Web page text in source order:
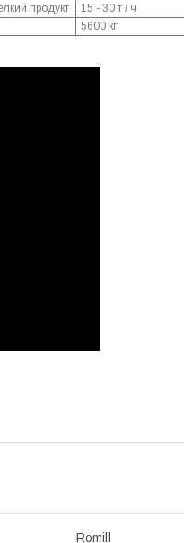
продукт
15 - 30 т / ч
5600 кг
Romill